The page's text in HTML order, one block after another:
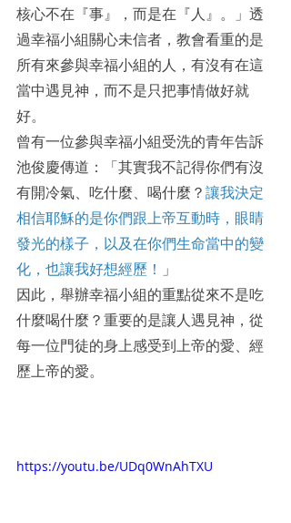
核心不在『事』，而是在『人』。」透
過幸福小組關心未信者，教會看重的是
所有來參與幸福小組的人，有沒有在這
當中遇見神，而不是只把事情做好就
好。
曾有一位參與幸福小組受洗的青年告訴
池俊慶傳道：「其實我不記得你們有沒
有開冷氣、吃什麼、喝什麼？讓我決定
相信耶穌的是你們跟上帝互動時，眼睛
發光的樣子，以及在你們生命當中的變
化，也讓我好想經歷！ 」
因此，舉辦幸福小組的重點從來不是吃
什麼喝什麼？重要的是讓人遇見神，從
每一位門徒的身上感受到上帝的愛、經
歷上帝的愛。
https://youtu.be/UDq0WnAhTXU